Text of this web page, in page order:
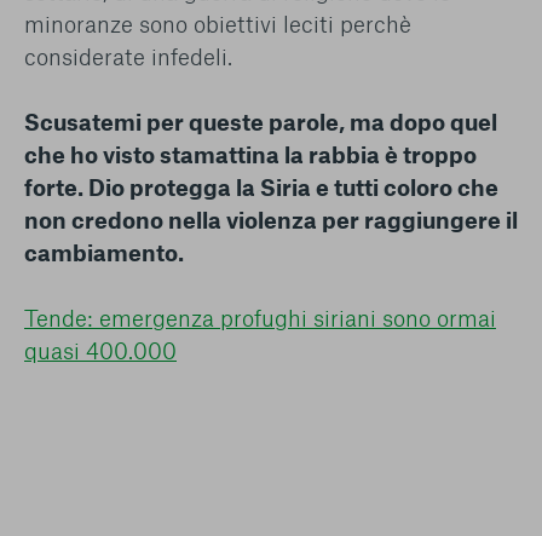
minoranze sono obiettivi leciti perchè
considerate infedeli.
Scusatemi per queste parole, ma dopo quel
che ho visto stamattina la rabbia è troppo
forte. Dio protegga la Siria e tutti coloro che
non credono nella violenza per raggiungere il
cambiamento.
Tende: emergenza profughi siriani sono ormai
quasi 400.000